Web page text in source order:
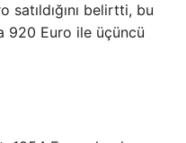
belirtti, bu
920 Euro ile üçüncü